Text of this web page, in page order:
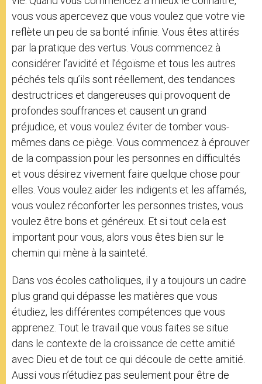
vous vous apercevez que vous voulez que votre vie
reflète un peu de sa bonté infinie. Vous êtes attirés
par la pratique des vertus. Vous commencez à
considérer l’avidité et l’égoïsme et tous les autres
péchés tels qu’ils sont réellement, des tendances
destructrices et dangereuses qui provoquent de
profondes souffrances et causent un grand
préjudice, et vous voulez éviter de tomber vous-
mêmes dans ce piège. Vous commencez à éprouver
de la compassion pour les personnes en difficultés
et vous désirez vivement faire quelque chose pour
elles. Vous voulez aider les indigents et les affamés,
vous voulez réconforter les personnes tristes, vous
voulez être bons et généreux. Et si tout cela est
important pour vous, alors vous êtes bien sur le
chemin qui mène à la sainteté.
Dans vos écoles catholiques, il y a toujours un cadre
plus grand qui dépasse les matières que vous
étudiez, les différentes compétences que vous
apprenez. Tout le travail que vous faites se situe
dans le contexte de la croissance de cette amitié
avec Dieu et de tout ce qui découle de cette amitié.
Aussi vous n’étudiez pas seulement pour être de